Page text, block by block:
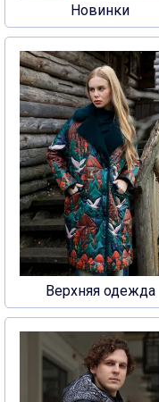
Новинки
Верхняя одежда